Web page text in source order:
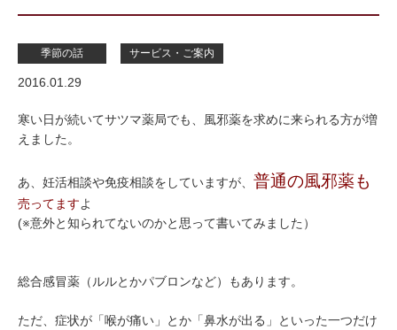
季節の話 サービス・ご案内
2016.01.29
寒い日が続いてサツマ薬局でも、風邪薬を求めに来られる方が増
えました。
あ、妊活相談や免疫相談をしていますが、 普通の風邪薬も
売ってますよ
(※意外と知られてないのかと思って書いてみました）
総合感冒薬（ルルとかパブロンなど）もあります。
ただ、症状が「喉が痛い」とか「鼻水が出る」といった一つだけ